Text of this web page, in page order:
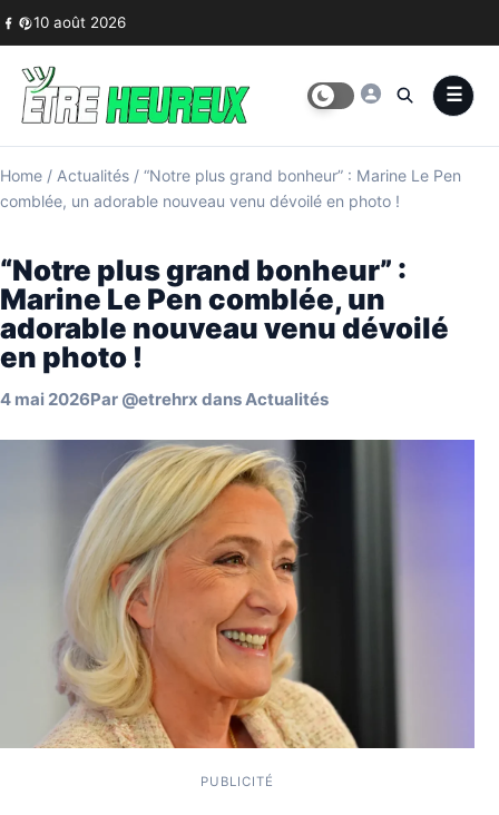
Skip to content
10 août 2026
Home / Actualités / “Notre plus grand bonheur” : Marine Le Pen
comblée, un adorable nouveau venu dévoilé en photo !
“Notre plus grand bonheur” :
Marine Le Pen comblée, un
adorable nouveau venu dévoilé
en photo !
4 mai 2026Par @etrehrx dansActualités
PUBLICITÉ